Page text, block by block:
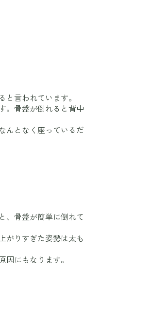
言われています。
。骨盤が倒れると背中
んとなく座っているだ
、骨盤が簡単に倒れて
がりすぎた姿勢は太も
にもなります。